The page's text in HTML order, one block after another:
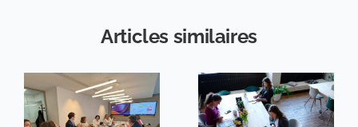
Articles similaires